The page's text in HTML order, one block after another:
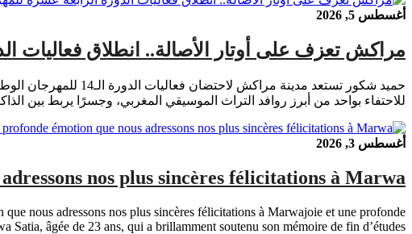
أغسطس 5, 2026
مراكش تعزف على أوتار الأصالة.. انطلاق فعاليات
للاحتفاء بواحد من أبرز روافد التراث الموسيقي المغربي، وجسرًا يربط بين
أغسطس 3, 2026
nos plus sincères félicitations à Marwa
nous adressons nos plus sincères félicitations à Marwajoie et une profonde
âgée de 23 ans, qui a brillamment soutenu son mémoire de fin d’études […]